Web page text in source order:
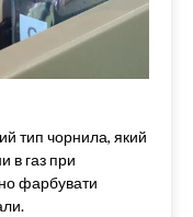
тип чорнила, який
в газ при
фарбувати